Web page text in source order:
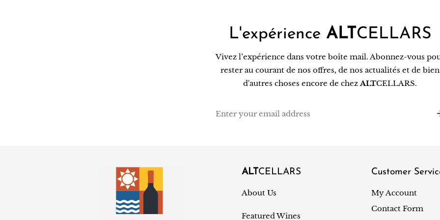
L'expérience ALT CELLARS
Vivez l’expérience dans votre boîte mail. Abonnez-vous
rester au courant de nos offres, de nos actualités et de bien
d'autres choses encore de chezALTCELLARS.
ALT CELLARS
About Us
Featured Wines
Customer
My Account
Contact Form